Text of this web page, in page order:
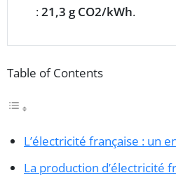
:21,3 g CO2/kWh.
Table of Contents
L’électricité française : un
La production d’électricité